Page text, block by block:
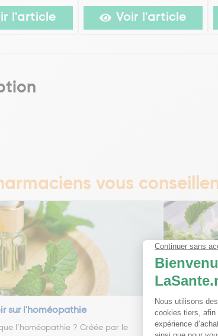
l'article Voir l'article
vous
sur l'homéopathie
l’homéopathie ? Créée par le
Ma
Ceci est